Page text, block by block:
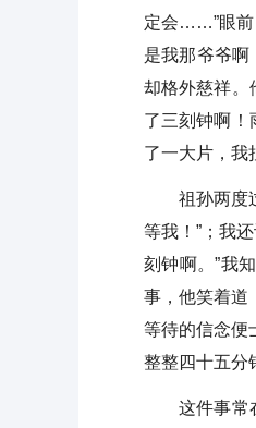
定会……”眼前
是我那爷爷啊
却格外慈祥。
了三刻钟啊
了一大片，我
祖孙两度
等我！”；我
刻钟啊。”我
事，他笑着道
等待的信念便
整整四十五分
这件事常